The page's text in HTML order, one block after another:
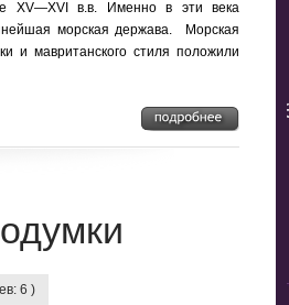
XV—XVI в.в. Именно в эти века
морская держава. Морская
и мавританского стиля положили
6 )